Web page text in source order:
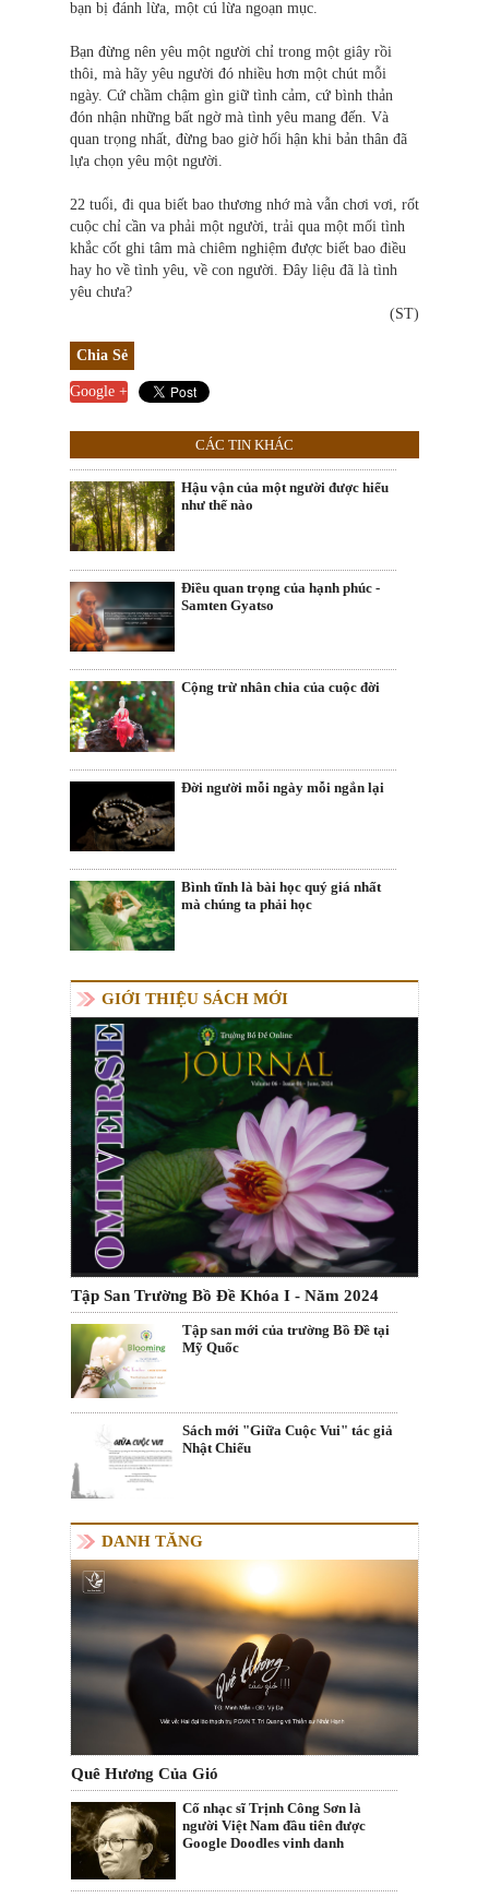
bạn bị đánh lừa, một cú lừa ngoạn mục.
Bạn đừng nên yêu một người chỉ trong một giây rồi
thôi, mà hãy yêu người đó nhiều hơn một chút mỗi
ngày. Cứ chầm chậm gìn giữ tình cảm, cứ bình thản
đón nhận những bất ngờ mà tình yêu mang đến. Và
quan trọng nhất, đừng bao giờ hối hận khi bản thân đã
lựa chọn yêu một người.
22 tuổi, đi qua biết bao thương nhớ mà vẫn chơi vơi, rốt
cuộc chỉ cần va phải một người, trải qua một mối tình
khắc cốt ghi tâm mà chiêm nghiệm được biết bao điều
hay ho về tình yêu, về con người. Đây liệu đã là tình
yêu chưa?
(ST)
Chia Sẻ
Google +
CÁC TIN KHÁC
Hậu vận của một người được hiểu
như thế nào
Điều quan trọng của hạnh phúc -
Samten Gyatso
Cộng trừ nhân chia của cuộc đời
Đời người mỗi ngày mỗi ngắn lại
Bình tĩnh là bài học quý giá nhất
mà chúng ta phải học
GIỚI THIỆU SÁCH MỚI
Tập San Trường Bồ Đề Khóa I - Năm 2024
Tập san mới của trường Bồ Đề tại
Mỹ Quốc
Sách mới "Giữa Cuộc Vui" tác giả
Nhật Chiếu
DANH TĂNG
Quê Hương Của Gió
Cố nhạc sĩ Trịnh Công Sơn là
người Việt Nam đầu tiên được
Google Doodles vinh danh